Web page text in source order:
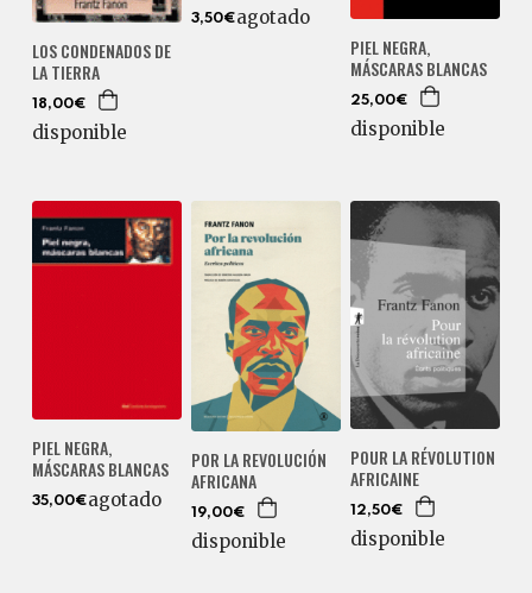
LOS CONDENADOS DE
LA TIERRA
18,00€
disponible
3,50€agotado
PIEL NEGRA,
MÁSCARAS BLANCAS
25,00€
disponible
PIEL NEGRA,
MÁSCARAS BLANCAS
35,00€agotado
POR LA REVOLUCIÓN
AFRICANA
19,00€
disponible
POUR LA RÉVOLUTION
AFRICAINE
12,50€
disponible